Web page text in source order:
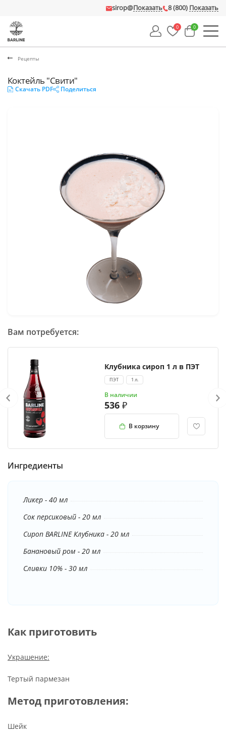
sirop@Показать 8 (800) Показать
0 0
Рецепты
Коктейль "Свити"
Скачать PDF Поделиться
Ингредиенты
Ликер - 40 мл
Сок персиковый - 20 мл
Сироп BARLINE Клубника - 20 мл
Банановый ром - 20 мл
Сливки 10% - 30 мл
Вам потребуется:
Клубника сироп 1 л в ПЭТ
ПЭТ 1 л.
В наличии
536
В корзину
Как приготовить
Украшение:
Тертый пармезан
Метод приготовления:
Шейк